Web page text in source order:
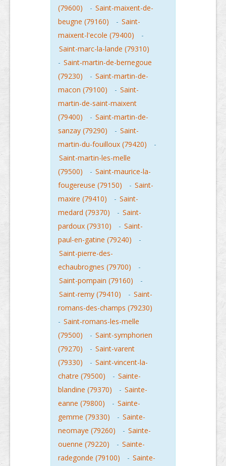
(79600)
- Saint-maixent-de-
beugne (79160)
- Saint-
maixent-l'ecole (79400)
-
Saint-marc-la-lande (79310)
- Saint-martin-de-bernegoue
(79230)
- Saint-martin-de-
macon (79100)
- Saint-
martin-de-saint-maixent
(79400)
- Saint-martin-de-
sanzay (79290)
- Saint-
martin-du-fouilloux (79420)
-
Saint-martin-les-melle
(79500)
- Saint-maurice-la-
fougereuse (79150)
- Saint-
maxire (79410)
- Saint-
medard (79370)
- Saint-
pardoux (79310)
- Saint-
paul-en-gatine (79240)
-
Saint-pierre-des-
echaubrognes (79700)
-
Saint-pompain (79160)
-
Saint-remy (79410)
- Saint-
romans-des-champs (79230)
- Saint-romans-les-melle
(79500)
- Saint-symphorien
(79270)
- Saint-varent
(79330)
- Saint-vincent-la-
chatre (79500)
- Sainte-
blandine (79370)
- Sainte-
eanne (79800)
- Sainte-
gemme (79330)
- Sainte-
neomaye (79260)
- Sainte-
ouenne (79220)
- Sainte-
radegonde (79100)
- Sainte-